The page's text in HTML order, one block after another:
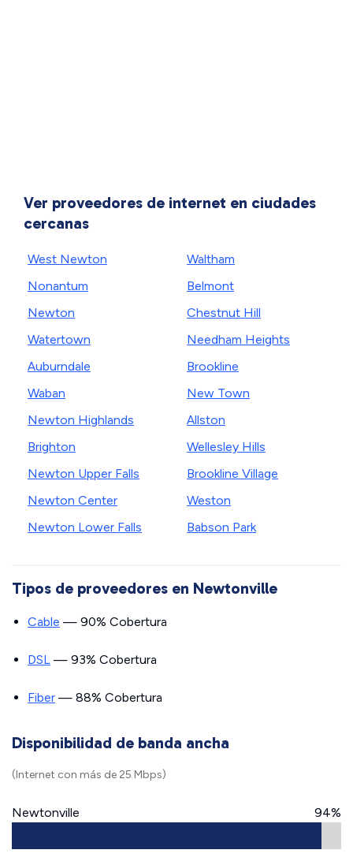
Ver proveedores de internet en ciudades
cercanas
West Newton
Nonantum
Newton
Watertown
Auburndale
Waban
Newton Highlands
Brighton
Newton Upper Falls
Newton Center
Newton Lower Falls
Waltham
Belmont
Chestnut Hill
Needham Heights
Brookline
New Town
Allston
Wellesley Hills
Brookline Village
Weston
Babson Park
Tipos de proveedores en Newtonville
Cable — 90% Cobertura
DSL — 93% Cobertura
Fiber — 88% Cobertura
Disponibilidad de banda ancha
(Internet con más de 25 Mbps)
Newtonville 94%